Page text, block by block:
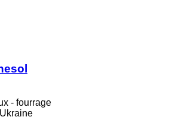
- fourrage
Ukraine